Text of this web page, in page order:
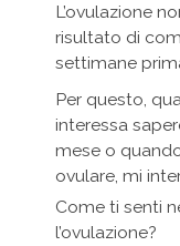
L’ovulazione
risultato di
settimane
Per questo,
interessa
mese o
ovulare, mi
Come ti senti
l’ovulazione?